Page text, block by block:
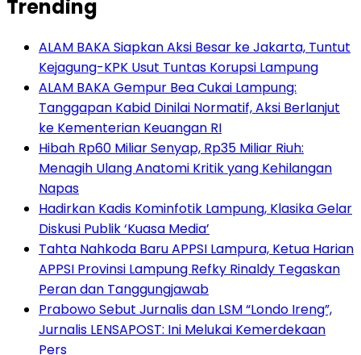
Trending
ALAM BAKA Siapkan Aksi Besar ke Jakarta, Tuntut
Kejagung-KPK Usut Tuntas Korupsi Lampung
ALAM BAKA Gempur Bea Cukai Lampung:
Tanggapan Kabid Dinilai Normatif, Aksi Berlanjut
ke Kementerian Keuangan RI
Hibah Rp60 Miliar Senyap, Rp35 Miliar Riuh:
Menagih Ulang Anatomi Kritik yang Kehilangan
Napas
Hadirkan Kadis Kominfotik Lampung, Klasika Gelar
Diskusi Publik ‘Kuasa Media’
Tahta Nahkoda Baru APPSI Lampura, Ketua Harian
APPSI Provinsi Lampung Refky Rinaldy Tegaskan
Peran dan Tanggungjawab
Prabowo Sebut Jurnalis dan LSM “Londo Ireng”,
Jurnalis LENSAPOST: Ini Melukai Kemerdekaan
Pers